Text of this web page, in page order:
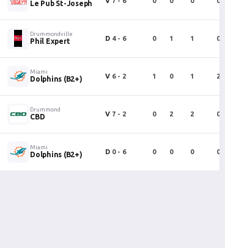
Le Pub St-Joseph
Drummondville
Phil Expert D 4 - 6 0 1 1 0
Miami
Dolphins (B2+) V 6 - 2 1 0 1 2
Drummond
CBD V 7 - 2 0 2 2 0
Miami
Dolphins (B2+) D 0 - 6 0 0 0 0